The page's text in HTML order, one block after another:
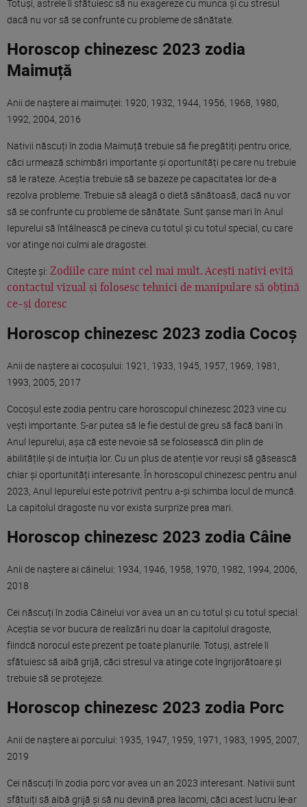
Totuși, astrele îi sfătuiesc să nu exagereze cu munca și cu stresul
dacă nu vor să se confrunte cu probleme de sănătate.
Horoscop chinezesc 2023 zodia
Maimuță
Anii de naștere ai maimuței: 1920, 1932, 1944, 1956, 1968, 1980,
1992, 2004, 2016
Nativii născuți în zodia Maimuță trebuie să fie pregătiți pentru orice,
căci urmează schimbări importante și oportunități pe care nu trebuie
să le rateze. Aceștia trebuie să se bazeze pe capacitatea lor de-a
rezolva probleme. Trebuie să aleagă o dietă sănătoasă, dacă nu vor
să se confrunte cu probleme de sănătate. Sunt șanse mari în Anul
Iepurelui să întâlnească pe cineva cu totul și cu totul special, cu care
vor atinge noi culmi ale dragostei.
Citește și: Zodiile care mint cel mai mult. Acești nativi evită
contactul vizual și folosesc tehnici de manipulare să obțină
ce-și doresc
Horoscop chinezesc 2023 zodia Cocoș
Anii de naștere ai cocoșului: 1921, 1933, 1945, 1957, 1969, 1981,
1993, 2005, 2017
Cocoșul este zodia pentru care horoscopul chinezesc 2023 vine cu
vești importante. S-ar putea să le fie destul de greu să facă bani în
Anul Iepurelui, așa că este nevoie să se folosească din plin de
abilitățile și de intuiția lor. Cu un plus de atenție vor reuși să găsească
chiar și oportunități interesante. În horoscopul chinezesc pentru anul
2023, Anul Iepurelui este potrivit pentru a-și schimba locul de muncă.
La capitolul dragoste nu vor exista surprize prea mari.
Horoscop chinezesc 2023 zodia Câine
Anii de naștere ai câinelui: 1934, 1946, 1958, 1970, 1982, 1994, 2006,
2018
Cei născuți în zodia Câinelui vor avea un an cu totul și cu totul special.
Aceștia se vor bucura de realizări nu doar la capitolul dragoste,
fiindcă norocul este prezent pe toate planurile. Totuși, astrele îi
sfătuiesc să aibă grijă, căci stresul va atinge cote îngrijorătoare și
trebuie să se protejeze.
Horoscop chinezesc 2023 zodia Porc
Anii de naștere ai porcului: 1935, 1947, 1959, 1971, 1983, 1995, 2007,
2019
Cei născuți în zodia porc vor avea un an 2023 interesant. Nativii sunt
sfătuiți să aibă grijă și să nu devină prea lacomi, căci acest lucru le-ar